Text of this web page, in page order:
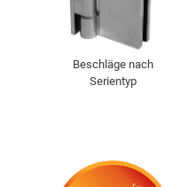
Beschläge nach
Serientyp